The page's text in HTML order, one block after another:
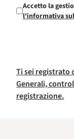
Accetto la
l'informativa
Ti sei registrato
Generali,
registrazione.